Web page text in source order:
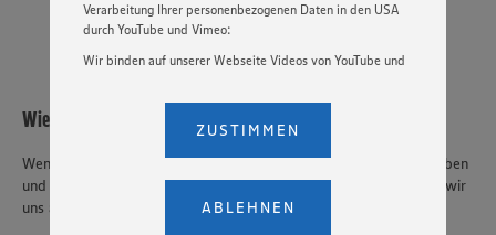
Verarbeitung Ihrer personenbezogenen Daten in den USA
durch YouTube und Vimeo:
Wir binden auf unserer Webseite Videos von YouTube und
Einstellungen bezüglich YouTube und Vimeo zu ändern,
ein, dass Ihre Daten (IP-Adresse, Zeitstempel, ggf.
Nutzerverhalten auf unserer Webseite) an die Anbieter der
Dienste YouTube und Vimeo in den USA übermittelt und
dort verarbeitet werden. Der EuGH sieht die USA als Land
ABLEHNEN
ZUSTIMMEN
MEHR
Wie geht's weiter?
Wenn wir dich mit dieser Stellenausschreibung angesprochen haben
und du dich in dem gesuchten Profil wiederfindest, dann freuen wir
uns auf deine Bewerbung.